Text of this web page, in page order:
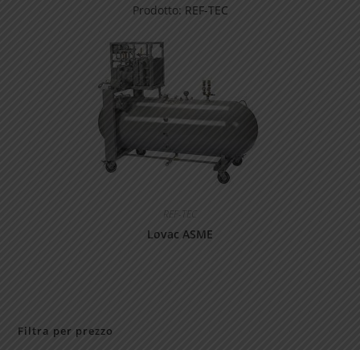
Prodotto: REF-TEC
REF-TEC
Lovac ASME
Filtra per prezzo